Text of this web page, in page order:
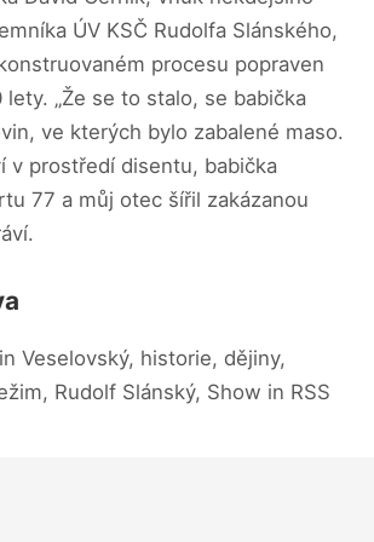
ÚV KSČ Rudolfa Slánského,
procesu popraven
„Že se to stalo, se babička
ve kterých bylo zabalené maso.
v prostředí disentu, babička
77 a můj otec šířil zakázanou
Veselovský, historie, dějiny,
Rudolf Slánský, Show in RSS